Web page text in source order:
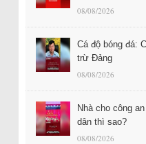
08/08/2026
Cá độ bóng đá:
trừ Đảng
08/08/2026
Nhà cho công
dân thì sao?
08/08/2026